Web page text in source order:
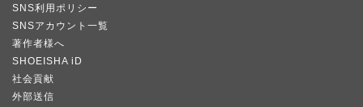
SNS利用ポリシー
SNSアカウント一覧
著作者様へ
SHOEISHA iD
社会貢献
外部送信